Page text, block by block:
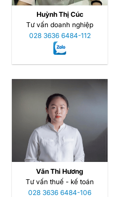
Huỳnh Thị Cúc
Tư vấn doanh nghiệp
028 3636 6484-112
Văn Thi Hương
Tư vấn thuế - kế toán
028 3636 6484-106